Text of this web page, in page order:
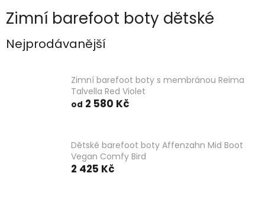
Zimní barefoot boty dětské
Nejprodávanější
Zimní barefoot boty s membránou Reima
Talvella Red Violet
od 2 580 Kč
Dětské barefoot boty Affenzahn Mid Boot
Vegan Comfy Bird
2 425 Kč